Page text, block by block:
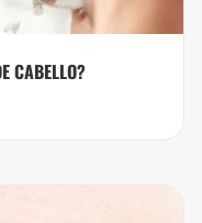
CABELLO?